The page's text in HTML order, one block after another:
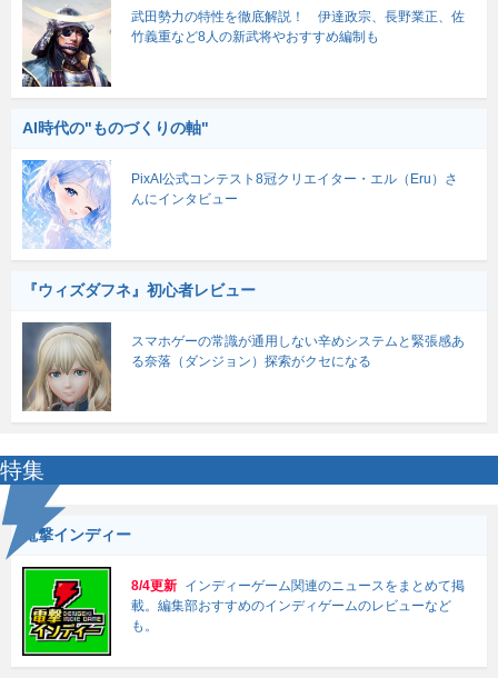
武田勢力の特性を徹底解説！ 伊達政宗、長野業正、佐
竹義重など8人の新武将やおすすめ編制も
AI時代の"ものづくりの軸"
PixAI公式コンテスト8冠クリエイター・エル（Eru）さ
んにインタビュー
『ウィズダフネ』初心者レビュー
スマホゲーの常識が通用しない辛めシステムと緊張感あ
る奈落（ダンジョン）探索がクセになる
特集
電撃インディー
8/4更新 インディーゲーム関連のニュースをまとめて掲
載。編集部おすすめのインディゲームのレビューなど
も。